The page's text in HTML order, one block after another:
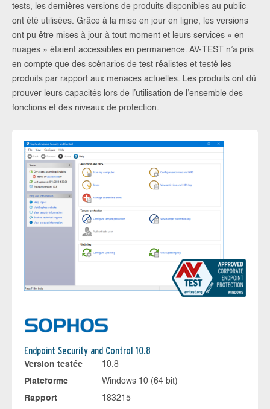
tests, les dernières versions de produits disponibles au public
ont été utilisées. Grâce à la mise en jour en ligne, les versions
ont pu être mises à jour à tout moment et leurs services « en
nuages » étaient accessibles en permanence. AV-TEST n’a pris
en compte que des scénarios de test réalistes et testé les
produits par rapport aux menaces actuelles. Les produits ont dû
prouver leurs capacités lors de l’utilisation de l’ensemble des
fonctions et des niveaux de protection.
Endpoint Security and Control 10.8
Version testée
10.8
Plateforme
Windows 10 (64 bit)
Rapport
183215